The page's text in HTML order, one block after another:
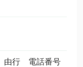
行 電話番号